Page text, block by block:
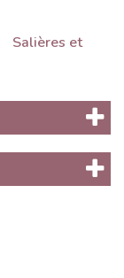
Salières et